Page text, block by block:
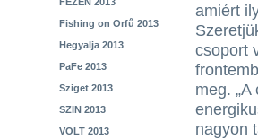
Fishing on Orfű 2013
Hegyalja 2013
PaFe 2013
Sziget 2013
SZIN 2013
VOLT 2013
amiért
csoport
meg.
nagyon